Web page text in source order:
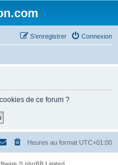
Connexion
S’enregistrer
de ce forum ?
Heures au format UTC+01:00
© phpBB Limited